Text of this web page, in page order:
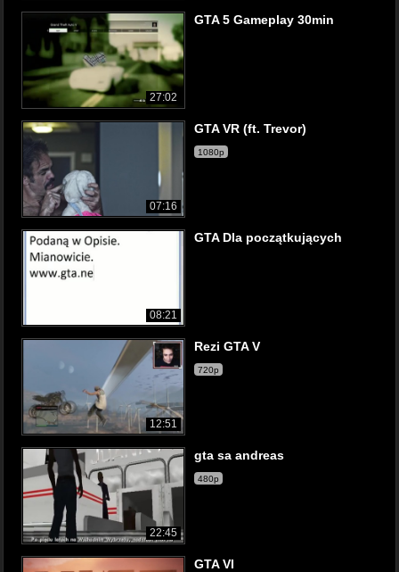
27:02
GTA 5 Gameplay 30min
07:16
GTA VR (ft. Trevor)
1080p
08:21
GTA Dla początkujących
12:51
Rezi GTA V
720p
22:45
gta sa andreas
480p
GTA VI